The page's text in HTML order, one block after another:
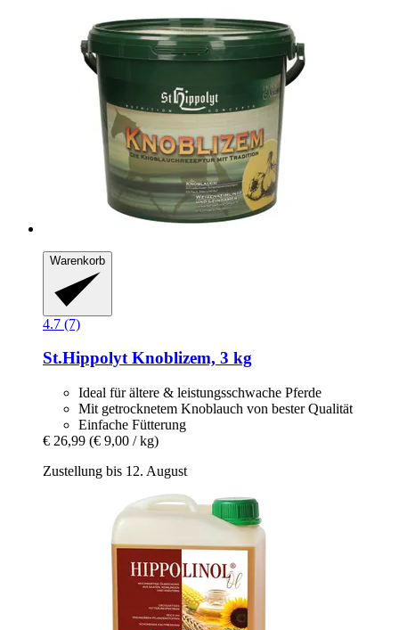
Warenkorb
4.7 (7)
St.HippolytKnoblizem, 3 kg
Ideal für ältere & leistungsschwache Pferde
Mit getrocknetem Knoblauch von bester Qualität
Einfache Fütterung
€ 26,99 (€ 9,00 / kg)
Zustellung bis 12. August